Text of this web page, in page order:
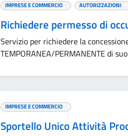
IMPRESE E COMMERCIO AUTORIZZAZIONI
Richiedere permesso di
Servizio per richiedere la
TEMPORANEA/PERMANENTE di
IMPRESE E COMMERCIO
Sportello Unico Attività